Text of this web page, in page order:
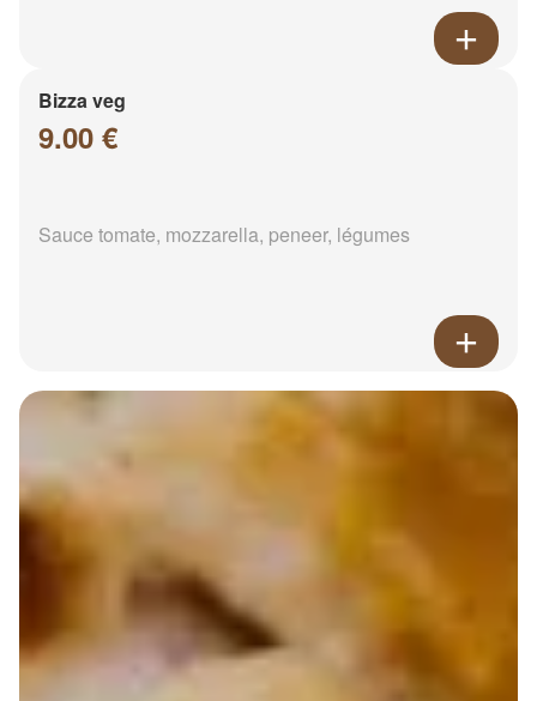
Bizza veg
9.00 €
Sauce tomate, mozzarella, peneer, légumes